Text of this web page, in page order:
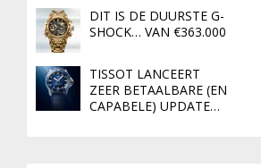
DIT IS DE DUURSTE G-
SHOCK… VAN €363.000
TISSOT LANCEERT
ZEER BETAALBARE (EN
CAPABELE) UPDATE…